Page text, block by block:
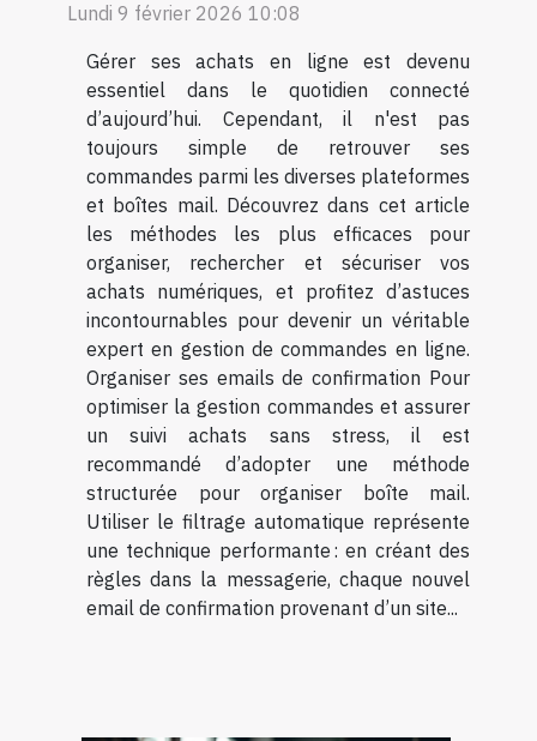
Lundi 9 février 2026 10:08
Gérer ses achats en ligne est devenu
essentiel dans le quotidien connecté
d’aujourd’hui. Cependant, il n'est pas
toujours simple de retrouver ses
commandes parmi les diverses plateformes
et boîtes mail. Découvrez dans cet article
les méthodes les plus efficaces pour
organiser, rechercher et sécuriser vos
achats numériques, et profitez d’astuces
incontournables pour devenir un véritable
expert en gestion de commandes en ligne.
Organiser ses emails de confirmation Pour
optimiser la gestion commandes et assurer
un suivi achats sans stress, il est
recommandé d’adopter une méthode
structurée pour organiser boîte mail.
Utiliser le filtrage automatique représente
une technique performante : en créant des
règles dans la messagerie, chaque nouvel
email de confirmation provenant d’un site...